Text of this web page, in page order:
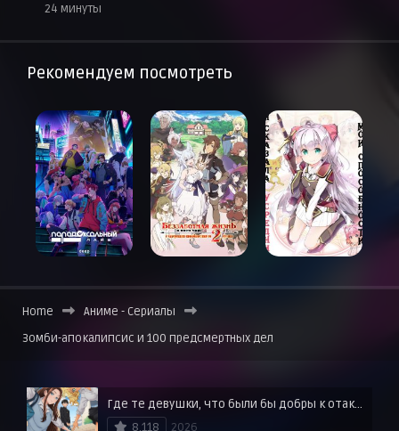
24 минуты
Рекомендуем посмотреть
Home
Аниме - Сериалы
Зомби-апокалипсис и 100 предсмертных дел
Где те девушки, что были бы добры к отаку?
8.118
2026